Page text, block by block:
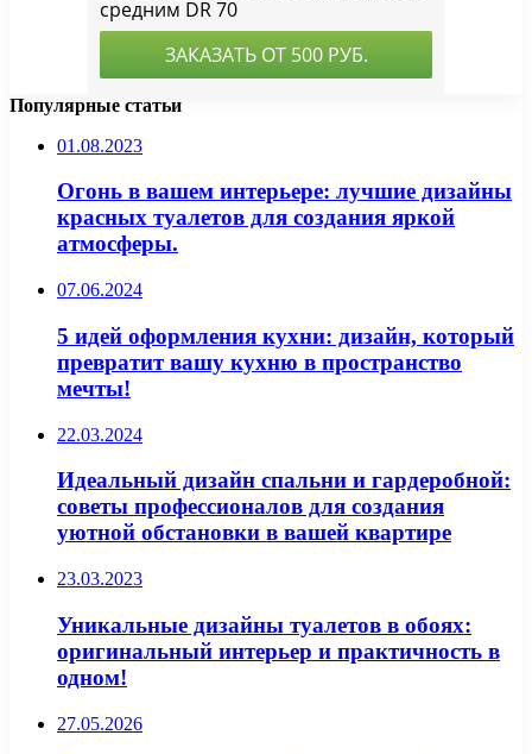
Популярные статьи
01.08.2023
Огонь в вашем интерьере: лучшие дизайны
красных туалетов для создания яркой
атмосферы.
07.06.2024
5 идей оформления кухни: дизайн, который
превратит вашу кухню в пространство
мечты!
22.03.2024
Идеальный дизайн спальни и гардеробной:
советы профессионалов для создания
уютной обстановки в вашей квартире
23.03.2023
Уникальные дизайны туалетов в обоях:
оригинальный интерьер и практичность в
одном!
27.05.2026